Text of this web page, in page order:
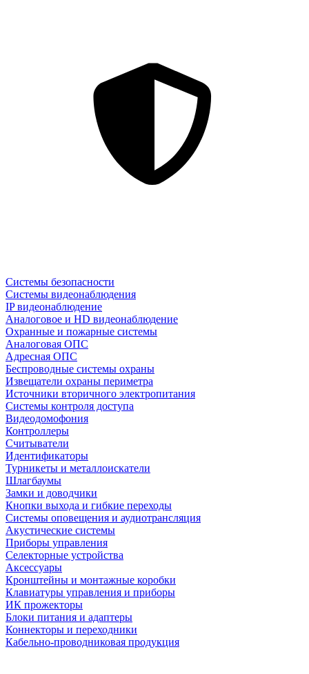
Системы безопасности
Системы видеонаблюдения
IP видеонаблюдение
Аналоговое и HD видеонаблюдение
Охранные и пожарные системы
Аналоговая ОПС
Адресная ОПС
Беспроводные системы охраны
Извещатели охраны периметра
Источники вторичного электропитания
Системы контроля доступа
Видеодомофония
Контроллеры
Считыватели
Идентификаторы
Турникеты и металлоискатели
Шлагбаумы
Замки и доводчики
Кнопки выхода и гибкие переходы
Системы оповещения и аудиотрансляция
Акустические системы
Приборы управления
Селекторные устройства
Аксессуары
Кронштейны и монтажные коробки
Клавиатуры управления и приборы
ИК прожекторы
Блоки питания и адаптеры
Коннекторы и переходники
Кабельно-проводниковая продукция